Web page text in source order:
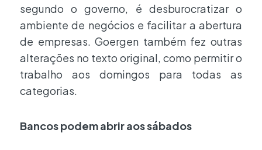
segundo o governo, é desburocratizar o
ambiente de negócios e facilitar a abertura
de empresas. Goergen também fez outras
alterações no texto original, como permitir o
trabalho aos domingos para todas as
categorias.
Bancos podem abrir aos sábados